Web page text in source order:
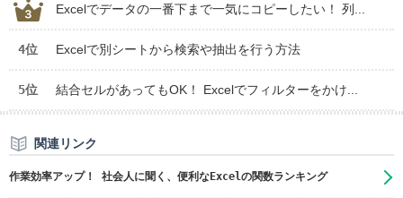
Excelでデータの一番下まで一気にコピーしたい！ 列...
4位 Excelで別シートから検索や抽出を行う方法
5位 結合セルがあってもOK！ Excelでフィルターをかけ...
関連リンク
作業効率アップ！ 社会人に聞く、便利なExcelの関数ランキング